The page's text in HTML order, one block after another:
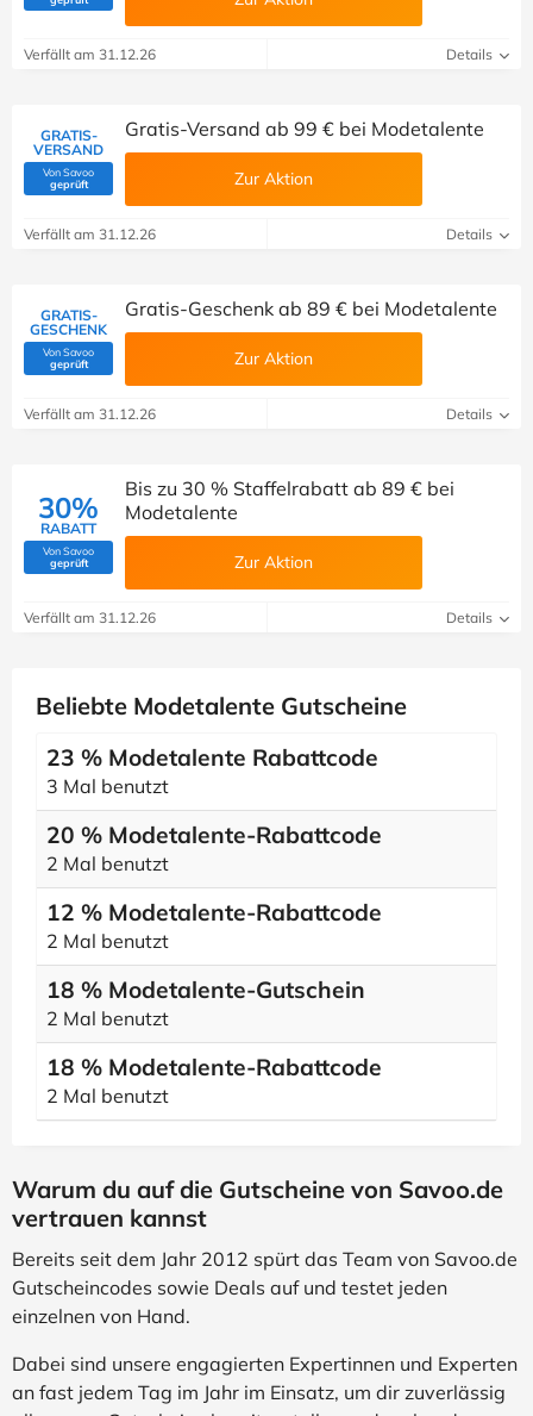
Verfällt am 31.12.26 Details
GRATIS-
VERSAND
Von Savoo
geprüft(Von Savoo geprüft)
Gratis-Versand ab 99 € bei Modetalente
Zur Aktion
Verfällt am 31.12.26 Details
GRATIS-
GESCHENK
Von Savoo
geprüft(Von Savoo geprüft)
Gratis-Geschenk ab 89 € bei Modetalente
Zur Aktion
Verfällt am 31.12.26 Details
30%
RABATT
Von Savoo
geprüft(Von Savoo geprüft)
Bis zu 30 % Staffelrabatt ab 89 € bei
Modetalente
Zur Aktion
Verfällt am 31.12.26 Details
Beliebte Modetalente Gutscheine
23 % Modetalente Rabattcode
3 Mal benutzt
20 % Modetalente-Rabattcode
2 Mal benutzt
12 % Modetalente-Rabattcode
2 Mal benutzt
18 % Modetalente-Gutschein
2 Mal benutzt
18 % Modetalente-Rabattcode
2 Mal benutzt
Warum du auf die Gutscheine von Savoo.de
vertrauen kannst
Bereits seit dem Jahr 2012 spürt das Team von Savoo.de
Gutscheincodes sowie Deals auf und testet jeden
einzelnen von Hand.
Dabei sind unsere engagierten Expertinnen und Experten
an fast jedem Tag im Jahr im Einsatz, um dir zuverlässig